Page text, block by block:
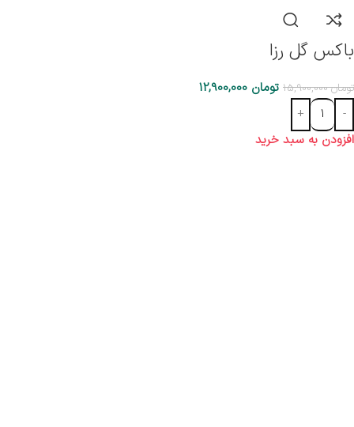
باکس گل رزا
تومان15,900,000 تومان
افزودن به سبد خرید